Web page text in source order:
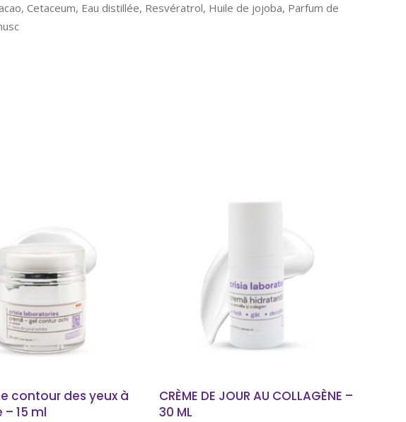
Cetaceum, Eau distillée, Resvératrol, Huile de jojoba, Parfum de
COMMANDER
contour des yeux à
15 ml
COMMANDER
CRÈME DE JOUR AU COLLAGÈNE –
30 ML